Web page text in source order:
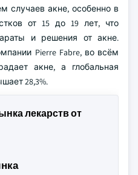
случаев акне, особенно в
от 15 до 19 лет, что
и решения от акне.
Pierre Fabre, во всём
акне, а глобальная
28,3%.
лекарств от